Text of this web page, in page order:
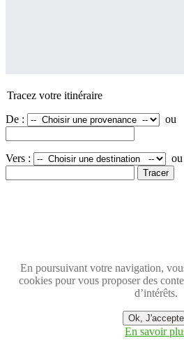
Tracez votre itinéraire
De :
ou
Vers : ou
En poursuivant votre navigation,
cookies pour vous proposer des
d’intérêts.
Ok, J'accepte
En savoir